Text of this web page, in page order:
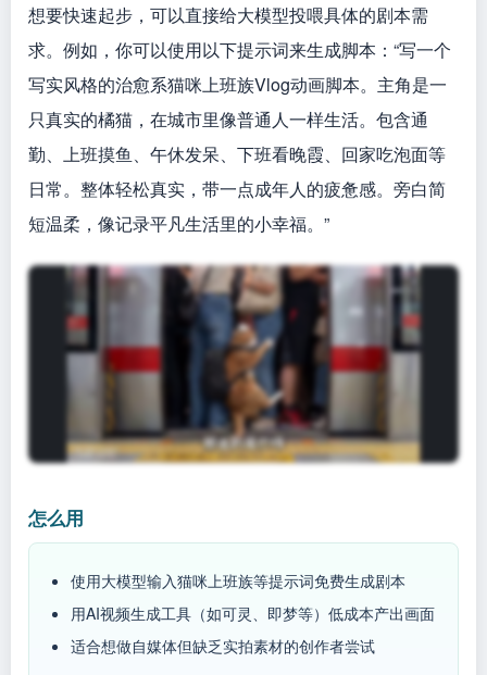
想要快速起步，可以直接给大模型投喂具体的剧本需
求。例如，你可以使用以下提示词来生成脚本：“写一个
写实风格的治愈系猫咪上班族Vlog动画脚本。主角是一
只真实的橘猫，在城市里像普通人一样生活。包含通
勤、上班摸鱼、午休发呆、下班看晚霞、回家吃泡面等
日常。整体轻松真实，带一点成年人的疲惫感。旁白简
短温柔，像记录平凡生活里的小幸福。”
怎么用
使用大模型输入猫咪上班族等提示词免费生成剧本
用AI视频生成工具（如可灵、即梦等）低成本产出画面
适合想做自媒体但缺乏实拍素材的创作者尝试